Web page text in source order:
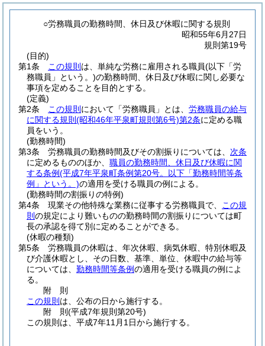
○労務職員の勤務時間、休日及び休暇に関する規則
昭和55年6月27日
規則第19号
(目的)
第1条
この規則 は、単純な労務に雇用される職員(以下「労
務職員」という。)の勤務時間、休日及び休暇に関し必要な
事項を定めることを目的とする。
(定義)
第2条
この規則 において「労務職員」とは、 労務職員の給与
に関する規則 (昭和46年平泉町規則第6号)第2条に定める職
員をいう。
(勤務時間)
第3条
労務職員の勤務時間及びその割振りについては、 次条
に定めるもののほか、 職員の勤務時間、休日及び休暇に関
する条例(平成7年平泉町条例第20号。以下「勤務時間等条
例」という。)の適用を受ける職員の例による。
(勤務時間の割振りの特例)
第4条
現業その他特殊な業務に従事する労務職員で、
この規
則 の規定により難いものの勤務時間の割振りについては町
長の承認を得て別に定めることができる。
(休暇の種類)
第5条
労務職員の休暇は、年次休暇、病気休暇、特別休暇及
び介護休暇とし、その日数、基準、単位、休暇中の給与等
については、 勤務時間等条例の適用を受ける職員の例によ
る。
附 則
この規則 は、公布の日から施行する。
附 則(平成7年規則第20号)
この規則は、平成7年11月1日から施行する。